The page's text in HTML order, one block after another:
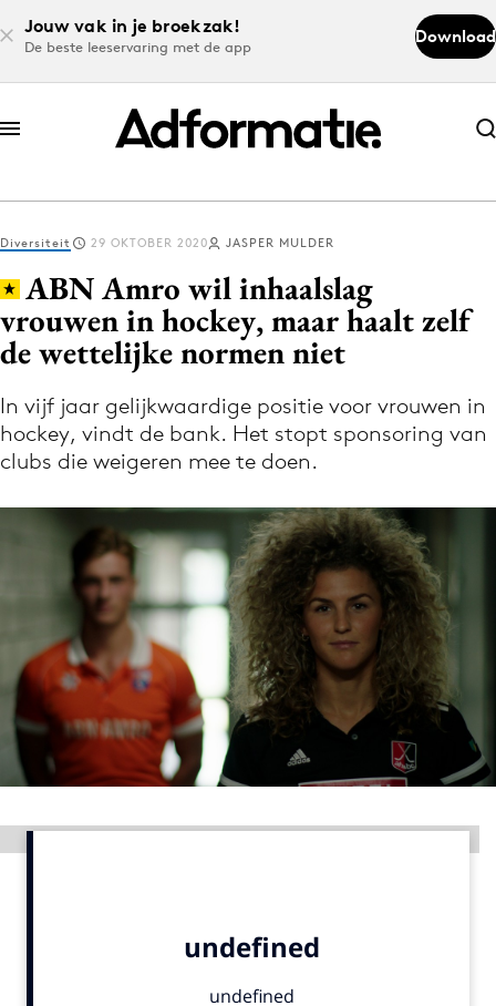
Jouw vak in je broekzak!
De beste leeservaring met de app
Download
Abonneer nu
Abonneer nu
Log in
Download de app
Volg het laatste nieuws via de Adformatie
Nieuws app
9 sept: GenAI-training
12 nov: MarketingLive!
Adverteren
Events
Vacatures
Diversiteit 29 OKTOBER 2020 JASPER MULDER
ABN Amro wil inhaalslag
vrouwen in hockey, maar haalt zelf
de wettelijke normen niet
In vijf jaar gelijkwaardige positie voor vrouwen in
hockey, vindt de bank. Het stopt sponsoring van
clubs die weigeren mee te doen.